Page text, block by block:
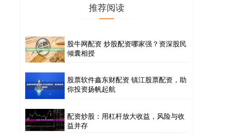
推荐阅读
股牛网配资 炒股配资哪家强？资深股民
倾囊相授
股票软件鑫东财配资 镇江股票配资，助
你投资扬帆起航
配资炒股：用杠杆放大收益，风险与收
益并存